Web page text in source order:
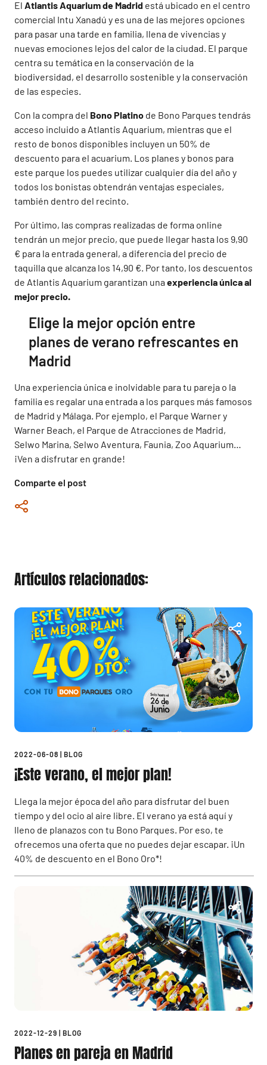
Comparte el post
El Atlantis Aquarium de Madrid está ubicado en el centro
comercial Intu Xanadú y es una de las mejores opciones
para pasar una tarde en familia, llena de vivencias y
nuevas emociones lejos del calor de la ciudad. El parque
centra su temática en la conservación de la
biodiversidad, el desarrollo sostenible y la conservación
de las especies.
Con la compra del Bono Platino de Bono Parques tendrás
acceso incluido a Atlantis Aquarium, mientras que el
resto de bonos disponibles incluyen un 50% de
descuento para el acuarium. Los planes y bonos para
este parque los puedes utilizar cualquier día del año y
todos los bonistas obtendrán ventajas especiales,
también dentro del recinto.
Por último, las compras realizadas de forma online
tendrán un mejor precio, que puede llegar hasta los 9,90
€ para la entrada general, a diferencia del precio de
taquilla que alcanza los 14,90 €. Por tanto, los descuentos
de Atlantis Aquarium garantizan unaexperiencia única al
mejor precio.
Elige la mejor opción entre
planes de verano refrescantes en
Madrid
Una experiencia única e inolvidable para tu pareja o la
familia es regalar una entrada a los parques más famosos
de Madrid y Málaga. Por ejemplo, el Parque Warner y
Warner Beach, el Parque de Atracciones de Madrid,
Selwo Marina, Selwo Aventura, Faunia, Zoo Aquarium…
¡Ven a disfrutar en grande!
Artículos relacionados:
2022-06-08 BLOG
¡Este verano, el mejor plan!
Llega la mejor época del año para disfrutar del buen
tiempo y del ocio al aire libre. El verano ya está aquí y
lleno de planazos con tu Bono Parques. Por eso, te
ofrecemos una oferta que no puedes dejar escapar. ¡Un
40% de descuento en el Bono Oro*!
2022-12-29 BLOG
Planes en pareja en Madrid